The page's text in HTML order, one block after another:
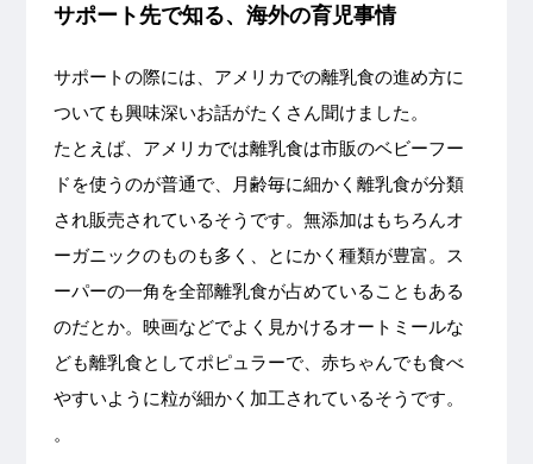
サポート先で知る、海外の育児事情
サポートの際には、アメリカでの離乳食の進め方に
ついても興味深いお話がたくさん聞けました。
たとえば、アメリカでは離乳食は市販のベビーフー
ドを使うのが普通で、月齢毎に細かく離乳食が分類
され販売されているそうです。無添加はもちろんオ
ーガニックのものも多く、とにかく種類が豊富。ス
ーパーの一角を全部離乳食が占めていることもある
のだとか。映画などでよく見かけるオートミールな
ども離乳食としてポピュラーで、赤ちゃんでも食べ
やすいように粒が細かく加工されているそうです。
。